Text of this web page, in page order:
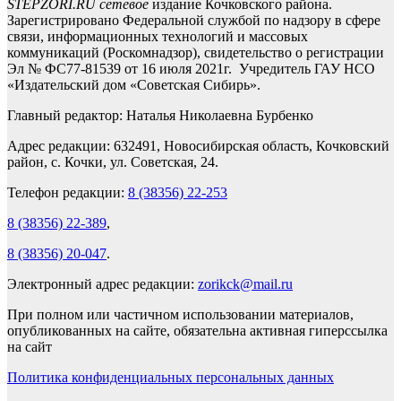
STEPZORI.RU сетевое издание Кочковского района.
Зарегистрировано Федеральной службой по надзору в сфере
связи, информационных технологий и массовых
коммуникаций (Роскомнадзор), свидетельство о регистрации
Эл № ФС77-81539 от 16 июля 2021г. Учредитель ГАУ НСО
«Издательский дом «Советская Сибирь».
Главный редактор: Наталья Николаевна Бурбенко
Адрес редакции: 632491, Новосибирская область, Кочковский
район, с. Кочки, ул. Советская, 24.
Телефон редакции: 8 (38356) 22-253
8 (38356) 22-389,
8 (38356) 20-047.
Электронный адрес редакции: zorikck@mail.ru
При полном или частичном использовании материалов,
опубликованных на сайте, обязательна активная гиперссылка
на сайт
Политика конфиденциальных персональных данных